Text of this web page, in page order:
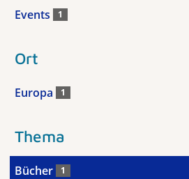
Events 1
Ort
Europa 1
Thema
Bücher 1